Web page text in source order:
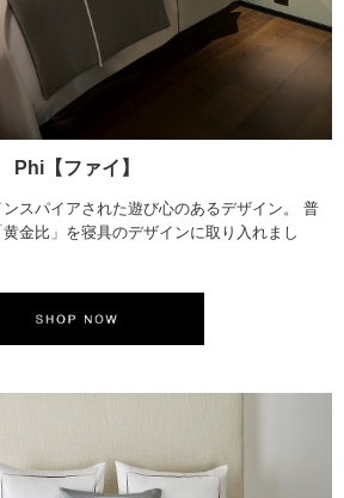
Phi【ファイ】
スパイアされた遊び心のあるデザイン。 普
金比」を寝具のデザインに取り入れまし